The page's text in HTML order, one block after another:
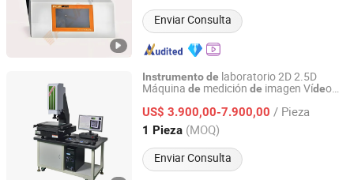
Enviar Consulta
Instrumentode laboratorio 2D 2.5D
Máquina de medición de imagen Vídeo
visión óptica Probador
US$ 3.900,00-7.900,00 / Pieza
1 Pieza (MOQ)
Enviar Consulta
Shenzhen Taijin Precision Instrument Co., Ltd
Guangdong, China Desde 2024